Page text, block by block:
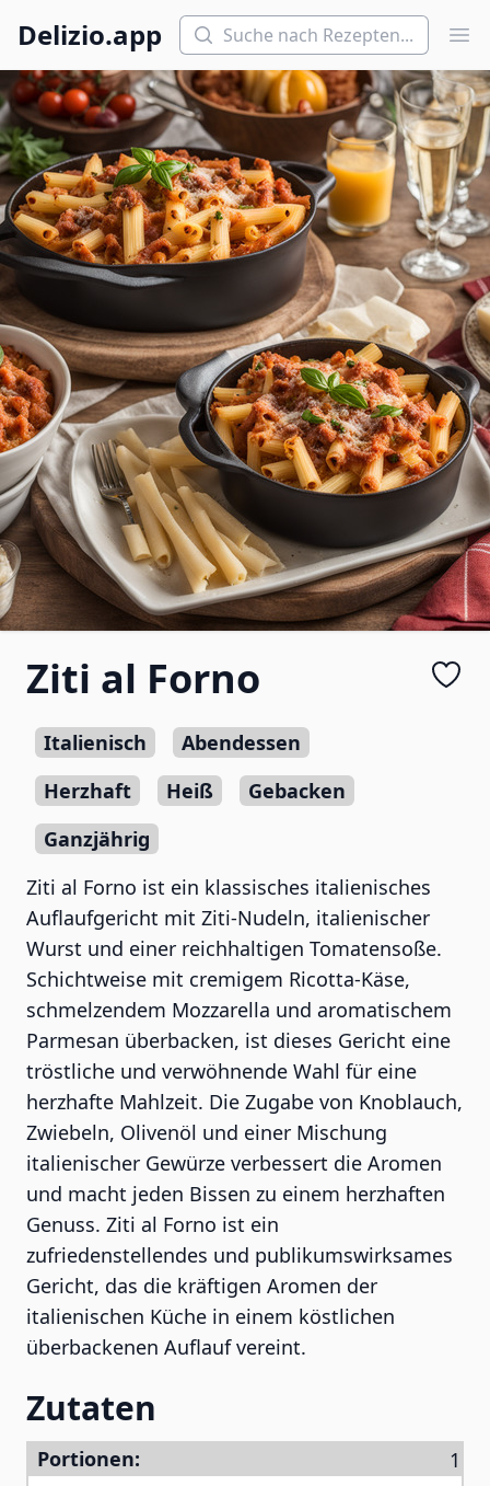
Delizio.app Suchen
Ziti al Forno
Italienisch
Abendessen
Herzhaft
Heiß
Gebacken
Ganzjährig
Ziti al Forno ist ein klassisches italienisches
Auflaufgericht mit Ziti-Nudeln, italienischer
Wurst und einer reichhaltigen Tomatensoße.
Schichtweise mit cremigem Ricotta-Käse,
schmelzendem Mozzarella und aromatischem
Parmesan überbacken, ist dieses Gericht eine
tröstliche und verwöhnende Wahl für eine
herzhafte Mahlzeit. Die Zugabe von Knoblauch,
Zwiebeln, Olivenöl und einer Mischung
italienischer Gewürze verbessert die Aromen
und macht jeden Bissen zu einem herzhaften
Genuss. Ziti al Forno ist ein
zufriedenstellendes und publikumswirksames
Gericht, das die kräftigen Aromen der
italienischen Küche in einem köstlichen
überbackenen Auflauf vereint.
Zutaten
Portionen: